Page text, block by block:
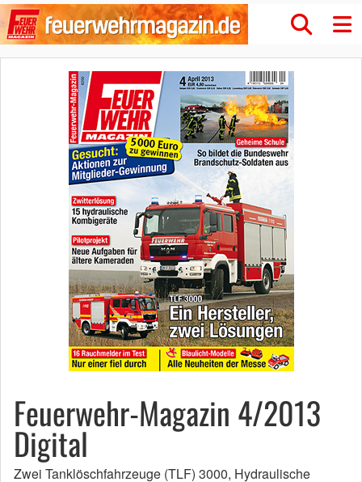
Feuerwehr-Magazin 4/2013
Digital
Zwei Tanklöschfahrzeuge (TLF) 3000, Hydraulische